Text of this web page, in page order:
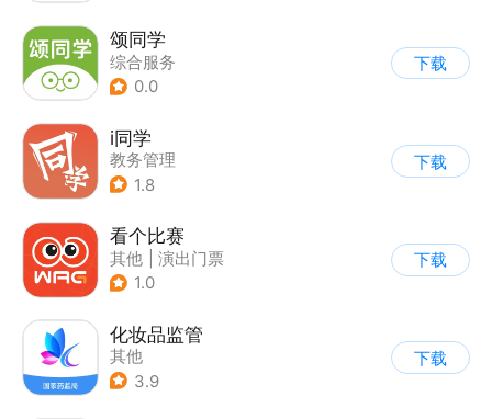
颂同学
综合服务
0.0
下载
i同学
教务管理
1.8
下载
看个比赛
其他
演出门票
1.0
下载
化妆品监管
其他
3.9
下载